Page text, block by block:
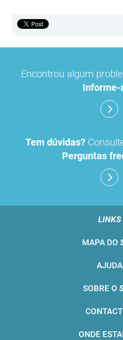
Encontrou algum
Informe-
Tem dúvidas?
Perguntas
LINKS
MAPA DO
AJUDA
SOBRE O
ONDE